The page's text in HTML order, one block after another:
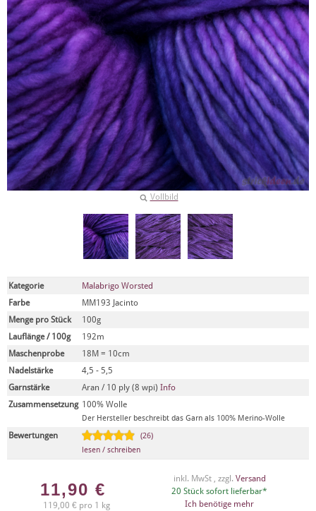
Vollbild
Kategorie
Malabrigo Worsted
Farbe
MM193 Jacinto
Menge pro Stück
100g
Lauflänge / 100g
192m
Maschenprobe
18M = 10cm
Nadelstärke
4,5 - 5,5
Garnstärke
Aran / 10 ply (8 wpi) Info
Zusammensetzung 100% Wolle
Der Hersteller beschreibt das Garn als 100% Merino-Wolle
Bewertungen
(26)
lesen / schreiben
11,90 €
119,00 € pro 1 kg
inkl. MwSt , zzgl. Versand
20 Stück sofort lieferbar*
Ich benötige mehr